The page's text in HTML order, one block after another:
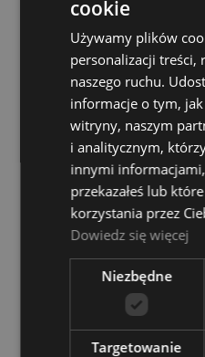
Dunlop 6444 Drums
czyszczenia perkusji
cookie
Używamy plików
personalizacji treści,
naszego ruchu.
informacje o tym,
witryny, naszym
i analitycznym,
innymi
przekazałeś lub
korzystania przez
Dowiedz się więcej
Niezbędne
Targetowanie